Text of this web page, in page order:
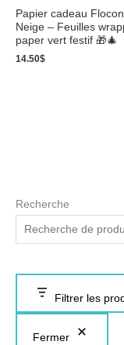
Recherche
Filtrer les
Fermer
Papier cadeau
Neige – Feuilles
paper vert festif 🎁🎄
14.50$